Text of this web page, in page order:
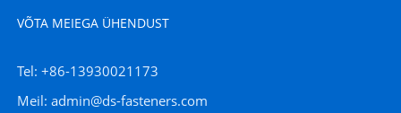
VÕTA MEIEGA ÜHENDUST
Tel: +86-13930021173
Meil: admin@ds-fasteners.com